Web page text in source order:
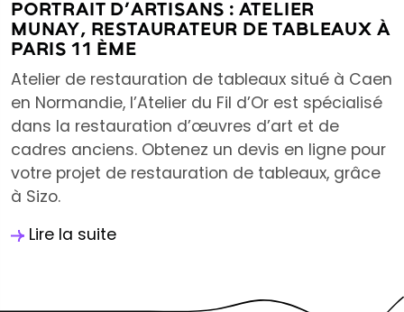
PORTRAIT D’ARTISANS : ATELIER
MUNAY, RESTAURATEUR DE TABLEAUX À
PARIS 11 ÈME
Atelier de restauration de tableaux situé à Caen
en Normandie, l’Atelier du Fil d’Or est spécialisé
dans la restauration d’œuvres d’art et de
cadres anciens. Obtenez un devis en ligne pour
votre projet de restauration de tableaux, grâce
à Sizo.
Lire la suite